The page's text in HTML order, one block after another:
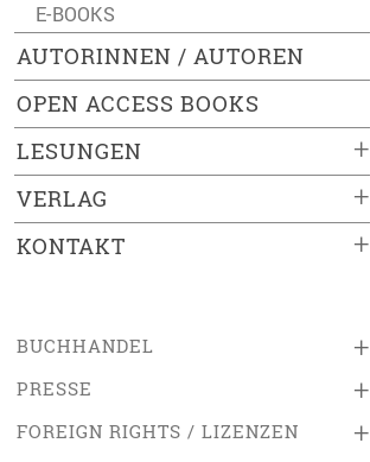
E-BOOKS
AUTORINNEN / AUTOREN
OPEN ACCESS BOOKS
+
LESUNGEN
+
VERLAG
+
KONTAKT
+
BUCHHANDEL
+
PRESSE
+
FOREIGN RIGHTS / LIZENZEN